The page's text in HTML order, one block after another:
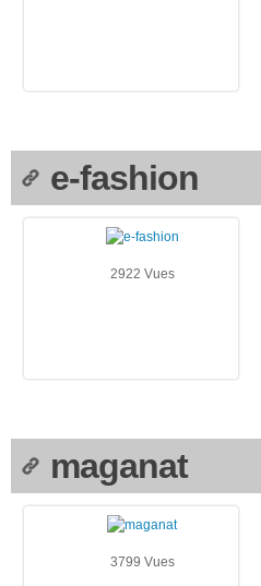
e-fashion
2922 Vues
maganat
3799 Vues